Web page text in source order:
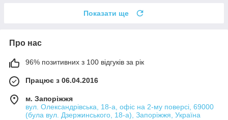
Показати ще
Про нас
96% позитивних з 100 відгуків за рік
Працює з 06.04.2016
м. Запоріжжя
вул. Олександрівська, 18-а, офіс на 2-му поверсі, 69000
(була вул. Дзержинського, 18-а), Запоріжжя, Україна